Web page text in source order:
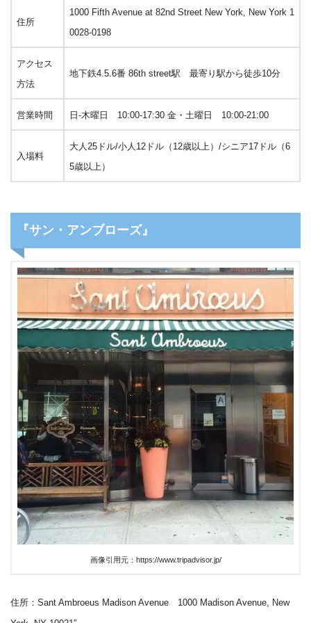
住所
1000 Fifth Avenue at 82nd Street New York, New York 1
0028-0198
アクセス
方法
地下鉄4.5.6番 86th street駅 最寄り駅から徒歩10分
営業時間 日-木曜日 10:00-17:30 金・土曜日 10:00-21:00
入場料
大人25ドル/小人12ドル（12歳以上）/シニア17ドル（6
5歳以上）
『サン・アンブローズ』
画像引用元：https://www.tripadvisor.jp/
住所：Sant Ambroeus Madison Avenue 1000 Madison Avenue, New